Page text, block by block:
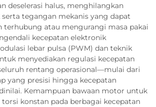
deselerasi halus, menghilangkan
tegangan mekanis yang dapat
terhubung atau mengurangi masa pakai
kecepatan elektronik
lebar pulsa (PWM) dan teknik
menyediakan regulasi kecepatan
rentang operasional—mulai dari
yang presisi hingga kecepatan
Kemampuan bawaan motor untuk
konstan pada berbagai kecepatan